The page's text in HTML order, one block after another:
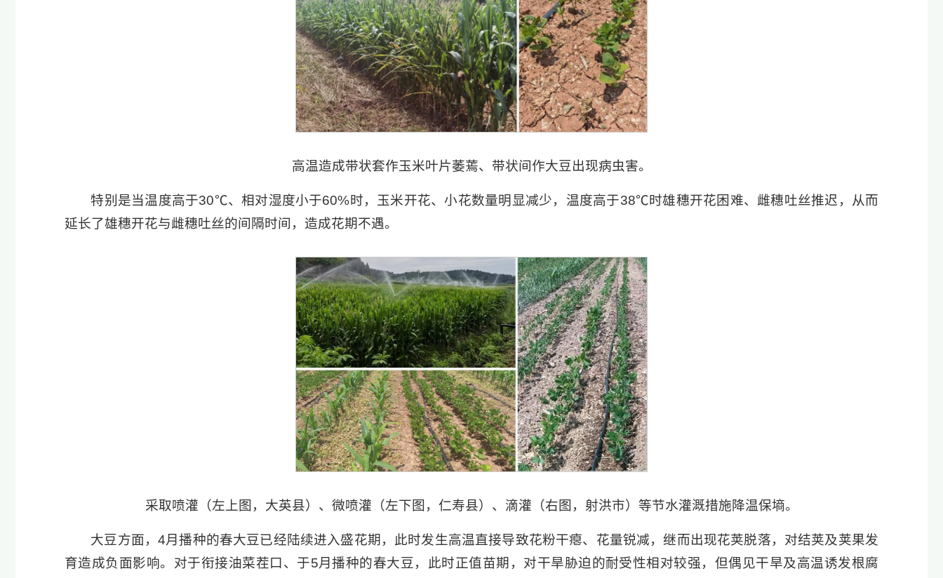
高温造成带状套作玉米叶片萎蔫、带状间作大豆出现病虫害。
特别是当温度高于30℃、相对湿度小于60%时，玉米开花、小花数量明显减少，温度高于38℃时雄穗开花困难、雌穗吐丝推迟，从而
延长了雄穗开花与雌穗吐丝的间隔时间，造成花期不遇。
采取喷灌（左上图，大英县）、微喷灌（左下图，仁寿县）、滴灌（右图，射洪市）等节水灌溉措施降温保墒。
大豆方面，4月播种的春大豆已经陆续进入盛花期，此时发生高温直接导致花粉干瘪、花量锐减，继而出现花荚脱落，对结荚及荚果发
育造成负面影响。对于衔接油菜茬口、于5月播种的春大豆，此时正值苗期，对干旱胁迫的耐受性相对较强，但偶见干旱及高温诱发根腐